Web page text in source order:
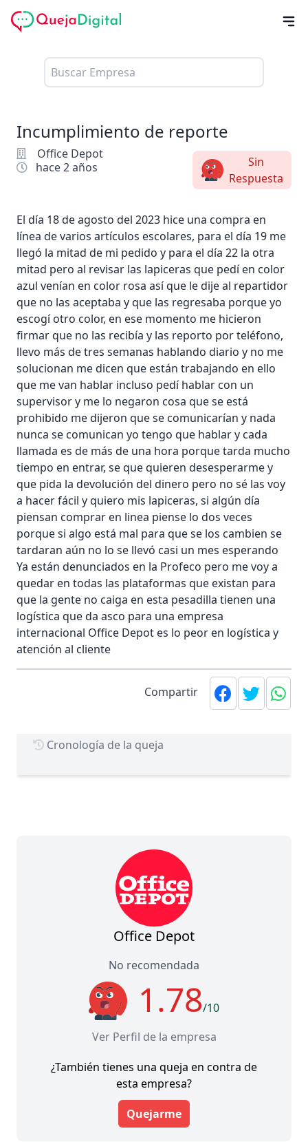
Incumplimiento de reporte
Office Depot
hace 2 años
Sin
Respuesta
El día 18 de agosto del 2023 hice una compra en
línea de varios artículos escolares, para el día 19 me
llegó la mitad de mi pedido y para el día 22 la otra
mitad pero al revisar las lapiceras que pedí en color
azul venían en color rosa así que le dije al repartidor
que no las aceptaba y que las regresaba porque yo
escogí otro color, en ese momento me hicieron
firmar que no las recibía y las reporto por teléfono,
llevo más de tres semanas hablando diario y no me
solucionan me dicen que están trabajando en ello
que me van hablar incluso pedí hablar con un
supervisor y me lo negaron cosa que se está
prohibido me dijeron que se comunicarían y nada
nunca se comunican yo tengo que hablar y cada
llamada es de más de una hora porque tarda mucho
tiempo en entrar, se que quieren desesperarme y
que pida la devolución del dinero pero no sé las voy
a hacer fácil y quiero mis lapiceras, si algún día
piensan comprar en linea piense lo dos veces
porque si algo está mal para que se los cambien se
tardaran aún no lo se llevó casi un mes esperando
Ya están denunciados en la Profeco pero me voy a
quedar en todas las plataformas que existan para
que la gente no caiga en esta pesadilla tienen una
logística que da asco para una empresa
internacional Office Depot es lo peor en logística y
atención al cliente
Compartir
Cronología de la queja
Office Depot
No recomendada
1.78/10
Ver Perfil de la empresa
¿También tienes una queja en contra de
esta empresa?
Quejarme